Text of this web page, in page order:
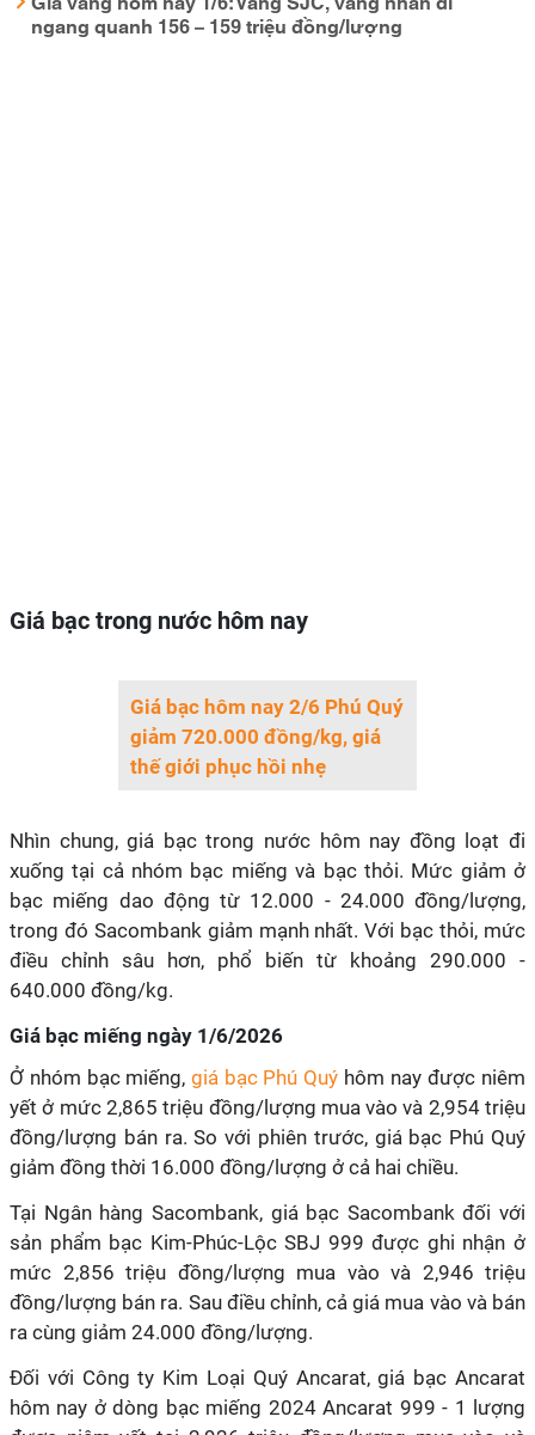
ngang quanh 156 – 159 triệu đồng/lượng
Giá bạc trong nước hôm nay
Giá bạc hôm nay 2/6 Phú Quý
giảm 720.000 đồng/kg, giá
thế giới phục hồi nhẹ
Nhìn chung, giá bạc trong nước hôm nay đồng loạt đi
xuống tại cả nhóm bạc miếng và bạc thỏi. Mức giảm ở
bạc miếng dao động từ 12.000 - 24.000 đồng/lượng,
trong đó Sacombank giảm mạnh nhất. Với bạc thỏi, mức
điều chỉnh sâu hơn, phổ biến từ khoảng 290.000 -
640.000 đồng/kg.
Giá bạc miếng ngày 1/6/2026
Ở nhóm bạc miếng, giá bạc Phú Quý hôm nay được niêm
yết ở mức 2,865 triệu đồng/lượng mua vào và 2,954 triệu
đồng/lượng bán ra. So với phiên trước, giá bạc Phú Quý
giảm đồng thời 16.000 đồng/lượng ở cả hai chiều.
Tại Ngân hàng Sacombank, giá bạc Sacombank đối với
sản phẩm bạc Kim-Phúc-Lộc SBJ 999 được ghi nhận ở
mức 2,856 triệu đồng/lượng mua vào và 2,946 triệu
đồng/lượng bán ra. Sau điều chỉnh, cả giá mua vào và bán
ra cùng giảm 24.000 đồng/lượng.
Đối với Công ty Kim Loại Quý Ancarat, giá bạc Ancarat
hôm nay ở dòng bạc miếng 2024 Ancarat 999 - 1 lượng